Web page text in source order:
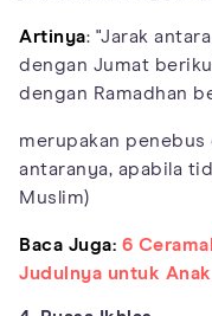
Artinya: "Jarak
dengan Jumat
dengan Ramadhan
merupakan
antaranya, apabila
Muslim)
Baca Juga: 6
Judulnya untuk